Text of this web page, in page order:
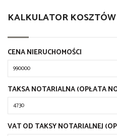
KALKULATOR KOSZTÓW
CENA NIERUCHOMOŚCI
TAKSA NOTARIALNA (OPŁATA
VAT OD TAKSY NOTARIALNEJ